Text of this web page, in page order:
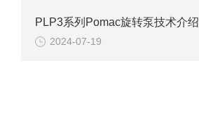
PLP3系列Pomac旋转泵技术介绍
2024-07-19